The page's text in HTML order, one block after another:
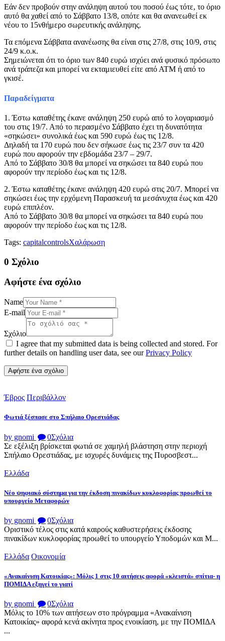
Εάν δεν προβούν στην ανάληψη αυτού του ποσού έως τότε, το όριο
αυτό θα χαθεί από το Σάββατο 13/8, οπότε και θα ανανεωθεί εκ
νέου το 15νθήμερο σωρευτικής ανάληψης.
Τα επόμενα Σάββατα ανανέωσης θα είναι στις 27/8, στις 10/9, στις
24/9 κ.ο.κ.
Σημειώνεται ότι το όριο των 840 ευρώ ισχύει ανά φυσικό πρόσωπο
ανά τράπεζα και μπορεί να εκταμιευθεί είτε από ΑΤΜ ή από το
γκισέ.
Παραδείγματα
1. Έστω καταθέτης έκανε ανάληψη 250 ευρώ από το λογαριασμό
του στις 19/7. Από το περασμένο Σάββατο έχει τη δυνατότητα
«σηκώσει» συνολικά έως και 590 ευρώ έως τις 12/8.
Δηλαδή τα 170 ευρώ που δεν σήκωσε έως τις 23/7 συν τα 420
ευρώ που αφορούν την εβδομάδα 23/7 – 29/7.
Από το Σάββατο 30/8 θα μπορεί να σηκώσει τα 840 ευρώ που
αφορούν την περίοδο έως και τις 12/8.
2. Έστω καταθέτης έκανε ανάληψη 420 ευρώ στις 20/7. Μπορεί να
σηκώσει έως την ερχόμενη Παρασκευή τα μεσάνυχτα έως και 420
ευρώ επιπλέον.
Από το Σάββατο 30/8 θα μπορεί να σηκώσει τα 840 ευρώ που
αφορούν την περίοδο έως και τις 12/8.
Tags: capitalcontrolsΧαλάρωση
0 Σχόλιο
Αφήστε ένα σχόλιο
Name
E-mail
Σχόλιο
I agree that my submitted data is being collected and stored. For
further details on handling user data, see ourPrivacy Policy
Έβρος Περιβάλλον
Φωτιά ξέσπασε στο Σπήλαιο Ορεστιάδας
by gnomi 0Σχόλια
Σε εξέλιξη βρίσκεται φωτιά σε χαμηλή βλάστηση στην περιοχή
Σπήλαιο Ορεστιάδας, με ισχυρές δυνάμεις της Πυροσβεστ...
Ελλάδα
Νέο ψηφιακό σύστημα για την έκδοση πινακίδων κυκλοφορίας προωθεί το
υπουργείο Μεταφορών
by gnomi 0Σχόλια
Οριστικό τέλος στις κατά καιρούς καθυστερήσεις έκδοσης
πινακίδων κυκλοφορίας προωθεί το υπουργείο Υποδομών και Μ...
Ελλάδα Οικονομία
«Ανακαίνιση Κατοικίας»: Μόλις 1 στις 10 αιτήσεις αφορά «κλειστά» σπίτια- η
ΠΟΜΙΔΑ εξηγεί το γιατί
by gnomi 0Σχόλια
Μόλις το 10% των αιτήσεων στο πρόγραμμα «Ανακαίνιση
Κατοικίας» αφορά κενά ακίνητα προς ενοικίαση, με την ΠΟΜΙΔΑ
...